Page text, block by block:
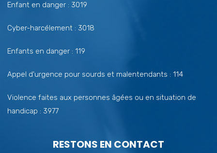
Enfant en danger : 3019
Cyber-harcélement : 3018
Enfants en danger : 119
Appel d'urgence pour sourds et malentendants : 114
Violence faites aux personnes âgées ou en situation de
handicap : 3977
RESTONS EN CONTACT